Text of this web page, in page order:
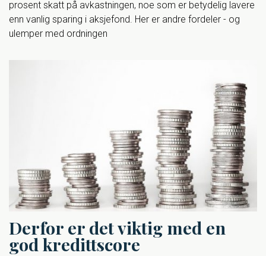
prosent skatt på avkastningen, noe som er betydelig lavere
enn vanlig sparing i aksjefond. Her er andre fordeler - og
ulemper med ordningen
Derfor er det viktig med en
god kredittscore